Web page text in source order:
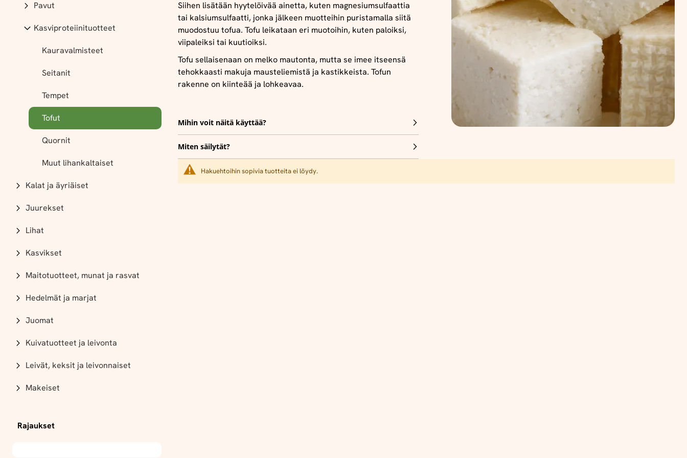
Siihen lisätään hyytelöivää ainetta, kuten magnesiumsulfaattia
tai kalsiumsulfaatti, jonka jälkeen muotteihin puristamalla siitä
muodostuu tofua. Tofu leikataan eri muotoihin, kuten paloiksi,
viipaleiksi tai kuutioiksi.
Tofu sellaisenaan on melko mautonta, mutta se imee itseensä
tehokkaasti makuja mausteliemistä ja kastikkeista. Tofun
rakenne on kiinteää ja lohkeavaa.
Mihin voit näitä käyttää?
Miten säilytät?
Hakuehtoihin sopivia tuotteita ei löydy.
Pavut
Kasviproteiinituotteet
Kauravalmisteet
Seitanit
Tempet
Tofut
Quornit
Muut lihankaltaiset
Kalat ja äyriäiset
Juurekset
Lihat
Kasvikset
Maitotuotteet, munat ja rasvat
Hedelmät ja marjat
Juomat
Kuivatuotteet ja leivonta
Leivät, keksit ja leivonnaiset
Makeiset
Rajaukset